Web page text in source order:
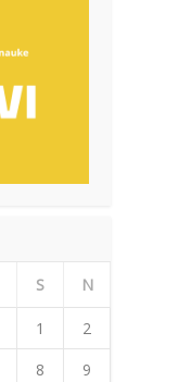
S N
1
2
8
9